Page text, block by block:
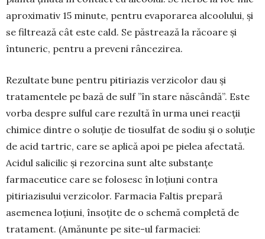
aproxi­mativ 15 minute, pentru evaporarea alcoolului, și
se filtrează cât este cald. Se păstrează la răcoare și
întuneric, pentru a preveni râncezirea.
Rezultate bune pentru pitiriazis verzicolor dau și
tratamentele pe bază de sulf ’’în stare năs­cân­dă’’. Este
vorba despre sulful care rezultă în urma unei reacții
chimice dintre o soluție de tiosul­fat de sodiu și o soluție
de acid tartric, care se aplică apoi pe pielea afectată.
Acidul salicilic și rezorcina sunt alte substanțe
farmaceutice care se folosesc în loțiuni contra
pitiriazisului verzicolor. Farmacia Faltis prepară
asemenea loțiuni, însoțite de o sche­mă completă de
tratament. (Amănunte pe site-ul farmaciei: